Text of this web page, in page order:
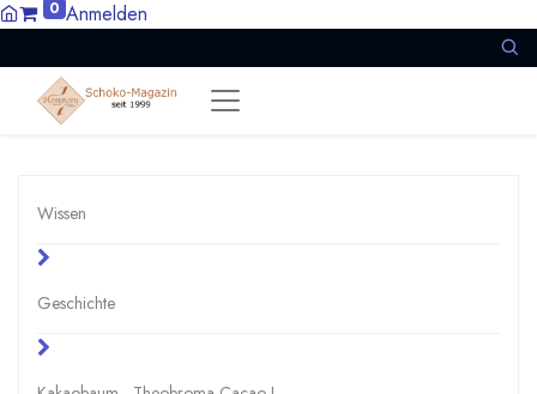
0 Anmelden
Wissen
Geschichte